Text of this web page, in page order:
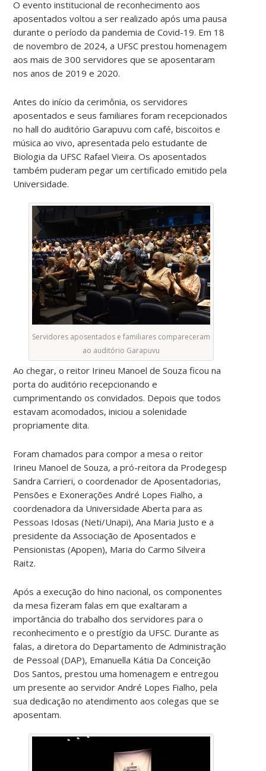
O evento institucional de reconhecimento aos
aposentados voltou a ser realizado após uma pausa
durante o período da pandemia de Covid-19. Em 18
de novembro de 2024, a UFSC prestou homenagem
aos mais de 300 servidores que se aposentaram
nos anos de 2019 e 2020.
Antes do início da cerimônia, os servidores
aposentados e seus familiares foram recepcionados
no hall do auditório Garapuvu com café, biscoitos e
música ao vivo, apresentada pelo estudante de
Biologia da UFSC Rafael Vieira. Os aposentados
também puderam pegar um certificado emitido pela
Universidade.
Servidores aposentados e familiares compareceram
ao auditório Garapuvu
Ao chegar, o reitor Irineu Manoel de Souza ficou na
porta do auditório recepcionando e
cumprimentando os convidados. Depois que todos
estavam acomodados, iniciou a solenidade
propriamente dita.
Foram chamados para compor a mesa o reitor
Irineu Manoel de Souza, a pró-reitora da Prodegesp
Sandra Carrieri, o coordenador de Aposentadorias,
Pensões e Exonerações André Lopes Fialho, a
coordenadora da Universidade Aberta para as
Pessoas Idosas (Neti/Unapi), Ana Maria Justo e a
presidente da Associação de Aposentados e
Pensionistas (Apopen), Maria do Carmo Silveira
Raitz.
Após a execução do hino nacional, os componentes
da mesa fizeram falas em que exaltaram a
importância do trabalho dos servidores para o
reconhecimento e o prestígio da UFSC. Durante as
falas, a diretora do Departamento de Administração
de Pessoal (DAP), Emanuella Kátia Da Conceição
Dos Santos, prestou uma homenagem e entregou
um presente ao servidor André Lopes Fialho, pela
sua dedicação no atendimento aos colegas que se
aposentam.